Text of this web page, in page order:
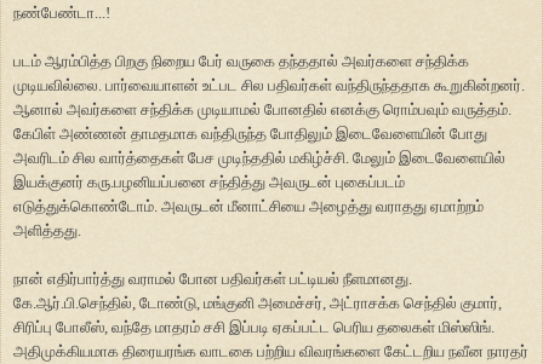
நண்பேண்டா...!
படம் ஆரம்பித்த பிறகு நிறைய பேர் வருகை தந்ததால் அவர்களை சந்திக்க
முடியவில்லை. பார்வையாளன் உட்பட சில பதிவர்கள் வந்திருந்ததாக கூறுகின்றனர்.
ஆனால் அவர்களை சந்திக்க முடியாமல் போனதில் எனக்கு ரொம்பவும் வருத்தம்.
கேபிள் அண்ணன் தாமதமாக வந்திருந்த போதிலும் இடைவேளையின் போது
அவரிடம் சில வார்த்தைகள் பேச முடிந்ததில் மகிழ்ச்சி. மேலும் இடைவேளையில்
இயக்குனர் கரு.பழனியப்பனை சந்தித்து அவருடன் புகைப்படம்
எடுத்துக்கொண்டோம். அவருடன் மீனாட்சியை அழைத்து வராதது ஏமாற்றம்
அளித்தது.
நான் எதிர்பார்த்து வராமல் போன பதிவர்கள் பட்டியல் நீளமானது.
கே.ஆர்.பி.செந்தில், டோண்டு, மங்குனி அமைச்சர், அட்ராசக்க செந்தில் குமார்,
சிரிப்பு போலீஸ், வந்தே மாதரம் சசி இப்படி ஏகப்பட்ட பெரிய தலைகள் மிஸ்ஸிங்.
அதிமுக்கியமாக திரையரங்க வாடகை பற்றிய விவரங்களை கேட்டறிய நவீன நாரதர்